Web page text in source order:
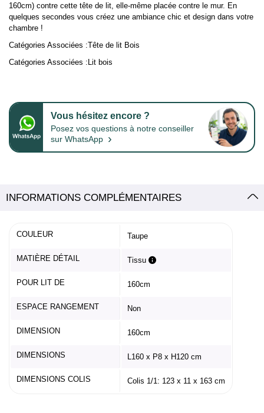
160cm) contre cette tête de lit, elle-même placée contre le mur. En
quelques secondes vous créez une ambiance chic et design dans votre
chambre !
Catégories Associées :Tête de lit Bois
Catégories Associées : Lit bois
Vous hésitez encore ?
Posez vos questions à notre conseiller
sur WhatsApp ›
INFORMATIONS COMPLÉMENTAIRES
COULEUR Taupe
MATIÈRE DÉTAIL Tissu
POUR LIT DE 160cm
ESPACE RANGEMENT Non
DIMENSION 160cm
DIMENSIONS L160 x P8 x H120 cm
DIMENSIONS COLIS Colis 1/1: 123 x 11 x 163 cm